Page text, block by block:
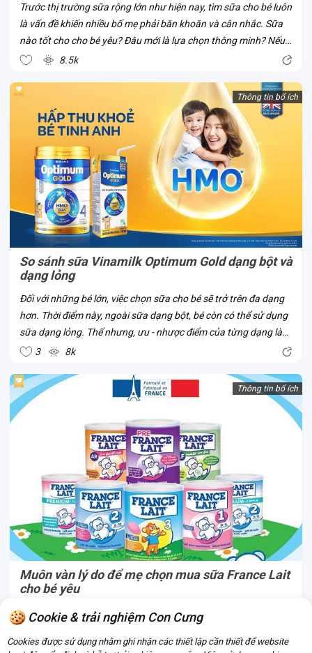
Trước thị trường sữa rộng lớn như hiện nay, tìm sữa cho bé luôn
là vấn đề khiến nhiều bố mẹ phải băn khoăn và cân nhắc. Sữa
nào tốt cho cho bé yêu? Đâu mới là lựa chọn thông minh? Nếu
bố mẹ đã và đang có cùng thắc mắc này, cùng Con Cưng thử
8.5k
Thông tin bổ ích
So sánh sữa Vinamilk Optimum Gold dạng bột và
dạng lỏng
Đối với những bé lớn, việc chọn sữa cho bé sẽ trở trên đa dạng
hơn. Thời điểm này, ngoài sữa dạng bột, bé còn có thể sử dụng
sữa dạng lỏng. Thế nhưng, ưu - nhược điểm của từng dạng là
gì? Ba mẹ hãy cùng Con Cưng so sánh thông qua dòng sữa
3 8k
Thông tin bổ ích
Muôn vàn lý do để mẹ chọn mua sữa France Lait
cho bé yêu
Là thương hiệu sản xuất sữa cho bé yêu lâu đời từ Pháp, sữa
chinh phục nhiều mẹ trên toàn thế giới. Lý do gì khiến France
Cookie & trải nghiệm Con Cưng
Cookies được sử dụng nhằm ghi nhận các thiết lập cần thiết để website